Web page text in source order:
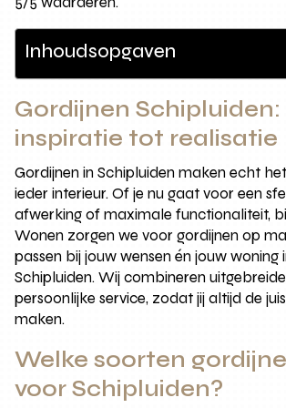
Inhoudsopgaven
Gordijnen Schipluiden:
inspiratie tot realisatie
Gordijnen in Schipluiden maken echt
ieder interieur. Of je nu gaat voor een
afwerking of maximale functionaliteit,
Wonen zorgen we voor gordijnen op
passen bij jouw wensen én jouw woning
Schipluiden. Wij combineren
persoonlijke service, zodat jij altijd de
maken.
Welke soorten
voor Schipluiden?